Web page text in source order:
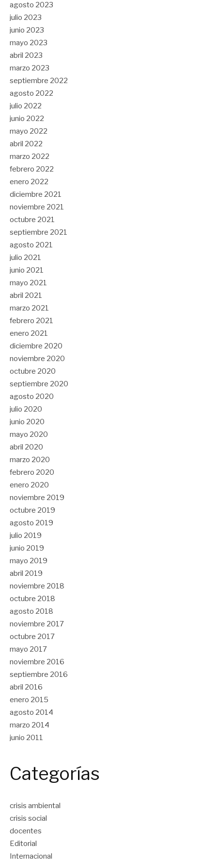
agosto 2023
julio 2023
junio 2023
mayo 2023
abril 2023
marzo 2023
septiembre 2022
agosto 2022
julio 2022
junio 2022
mayo 2022
abril 2022
marzo 2022
febrero 2022
enero 2022
diciembre 2021
noviembre 2021
octubre 2021
septiembre 2021
agosto 2021
julio 2021
junio 2021
mayo 2021
abril 2021
marzo 2021
febrero 2021
enero 2021
diciembre 2020
noviembre 2020
octubre 2020
septiembre 2020
agosto 2020
julio 2020
junio 2020
mayo 2020
abril 2020
marzo 2020
febrero 2020
enero 2020
noviembre 2019
octubre 2019
agosto 2019
julio 2019
junio 2019
mayo 2019
abril 2019
noviembre 2018
octubre 2018
agosto 2018
noviembre 2017
octubre 2017
mayo 2017
noviembre 2016
septiembre 2016
abril 2016
enero 2015
agosto 2014
marzo 2014
junio 2011
Categorías
crisis ambiental
crisis social
docentes
Editorial
Internacional